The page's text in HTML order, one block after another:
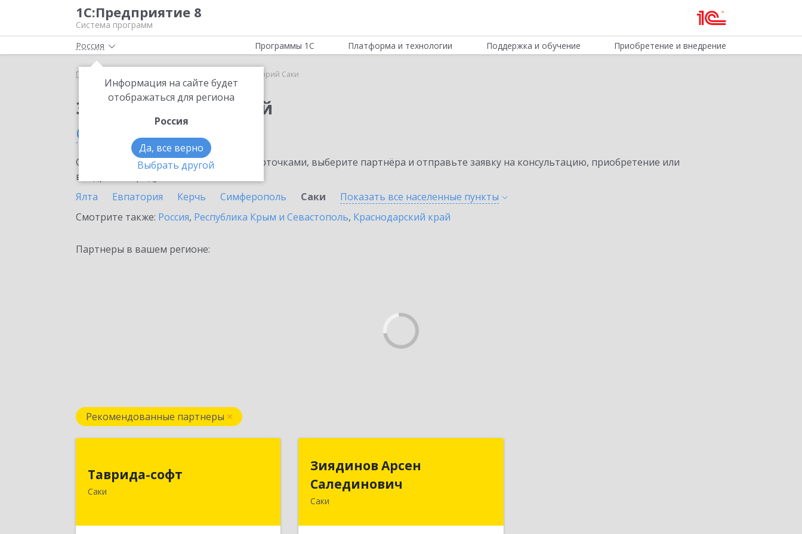
1С:Предприятие 8
Система программ
Россия
Информация на сайте будет
отображаться для региона
Россия
Да, все верно
Выбрать другой
Программы 1С Платформа и технологии Поддержка и обучение Приобретение и внедрение
Главная 1С:Лекторий Саки
Заказать 1С:Лекторий
Саки
Ознакомьтесь с информационными карточками, выберите партнёра и отправьте заявку на консультацию, приобретение или
внедрение продукта.
Ялта
Евпатория Керчь Симферополь Саки Показать все населенные пункты
Смотрите также: Россия, Республика Крым и Севастополь, Краснодарский край
Партнеры в вашем регионе:
Рекомендованные партнеры
Таврида-софт
Саки
296574, Крым Респ, м.р-н Сакский с.п.
Новофедоровское, Новофедоровка
Зиядинов Арсен
Салединович
Саки
Салединович
г.Саки, Интернациональная, 5/2, кв.1